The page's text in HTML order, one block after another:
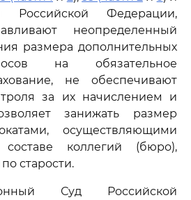
Российской Федерации,
неопределенный
размера дополнительных
на обязательное
не обеспечивают
за их начислением и
занижать размер
осуществляющими
коллегий (бюро),
старости.
Суд Российской